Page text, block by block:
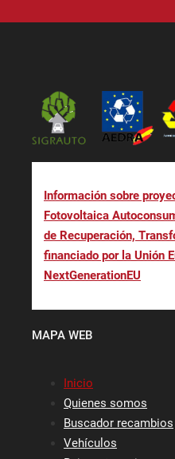
Información sobre
Fotovoltaica
de Recuperación,
financiado por la Unión
NextGenerationEU
MAPA WEB
Inicio
Quienes somos
Buscador recambios
Vehículos